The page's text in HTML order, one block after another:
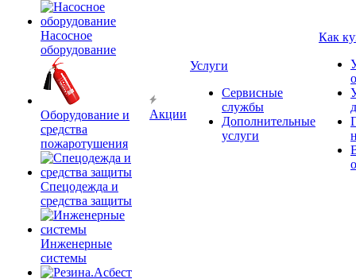
Насосное
оборудование
Оборудование и
средства
пожаротушения
Спецодежда и
средства защиты
Инженерные
системы
Акции
Услуги
Сервисные
службы
Дополнительные
услуги
Как